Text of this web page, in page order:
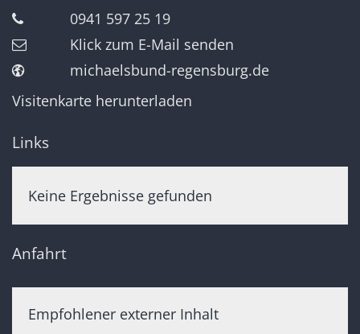
0941 597 25 19
Klick zum E-Mail senden
michaelsbund-regensburg.de
Visitenkarte herunterladen
Links
Keine Ergebnisse gefunden
Anfahrt
Empfohlener externer Inhalt